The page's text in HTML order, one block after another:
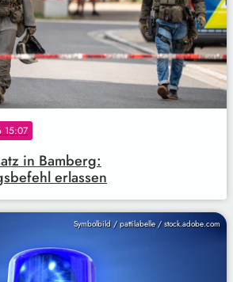
15:07
in Bamberg:
erlassen
Symbolbild / pattilabelle / stock.adobe.com